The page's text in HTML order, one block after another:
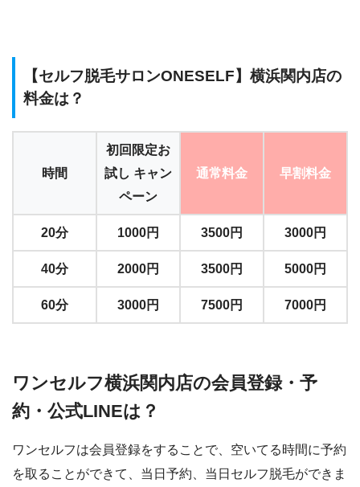
【セルフ脱毛サロンONESELF】横浜関内店の
料金は？
時間
初回限定お
試し キャン
ペーン
通常料金 早割料金
20分 1000円 3500円 3000円
40分 2000円 3500円 5000円
60分 3000円 7500円 7000円
ワンセルフ横浜関内店の会員登録・予
約・公式LINEは？
ワンセルフは会員登録をすることで、空いてる時間に予約
を取ることができて、当日予約、当日セルフ脱毛ができま